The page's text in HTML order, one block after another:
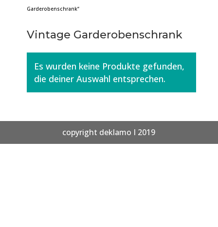
Garderobenschrank“
Vintage Garderobenschrank
Es wurden keine Produkte gefunden,
die deiner Auswahl entsprechen.
copyright deklamo I 2019